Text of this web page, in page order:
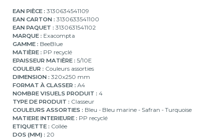
EAN PIÈCE : 3130634541109
EAN CARTON : 3130633541100
EAN PAQUET : 3130631541102
MARQUE : Exacompta
GAMME : BeeBlue
MATIÈRE : PP recyclé
EPAISSEUR MATIÈRE : 5/10E
COULEUR : Couleurs assorties
DIMENSION : 320x250 mm
FORMAT À CLASSER : A4
NOMBRE VISUELS PRODUIT : 4
TYPE DE PRODUIT : Classeur
COULEURS ASSORTIES : Bleu - Bleu marine - Safran - Turquoise
MATIERE INTERIEURE : PP recyclé
ETIQUETTE : Collée
DOS (MM) : 20